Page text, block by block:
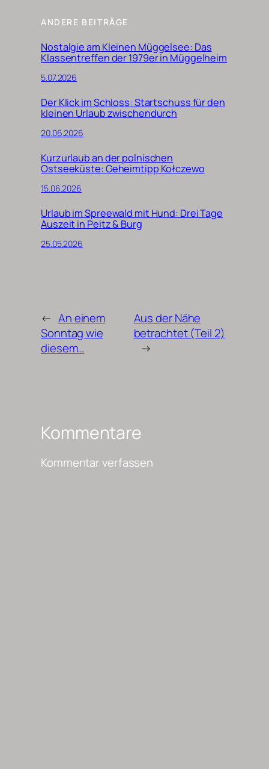
ANDERE BEITRÄGE
Nostalgie am Kleinen Müggelsee: Das
Klassentreffen der 1979er in Müggelheim
5.07.2026
Der Klick im Schloss: Startschuss für den
kleinen Urlaub zwischendurch
20.06.2026
Kurzurlaub an der polnischen
Ostseeküste: Geheimtipp Kołczewo
15.06.2026
Urlaub im Spreewald mit Hund: Drei Tage
Auszeit in Peitz & Burg
25.05.2026
← An einem
Sonntag wie
diesem…
Aus der Nähe
betrachtet (Teil 2)
→
Kommentare
Kommentar verfassen